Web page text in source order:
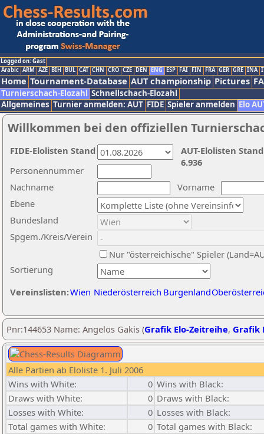
Logged on: Gast
Arabic ARM AZE BIH BUL CAT CHN CRO CZE DEN ENG ESP FAI FIN FRA GER GRE INA
Home Tournament-Database AUT championship Pictures
Turnierschach-Elozahl Schnellschach-Elozahl
Allgemeines Turnier anmelden: AUT FIDE Spieler anmelden Elo
Willkommen bei den offiziellen
Nachname
Vorname
Ebene
Sortierung
Personennummer
Bundesland
Spgem./Kreis/Verein
Nur "österreichische" Spieler
Vereinslisten:Wien Niederösterreich Burgenland
AUT-Elolisten
6.936
FIDE-Elolisten Stand
Pnr:144653 Name: Angelos Gakis (Grafik Elo-Zeitreihe, Grafik
Alle Partien ab Eloliste 1. Juli 2006
Wins with White:
0 Wins with Black:
Draws with White:
0 Draws with Black:
Losses with White:
0 Losses with Black:
Total games with White:
0 Total games with Black: